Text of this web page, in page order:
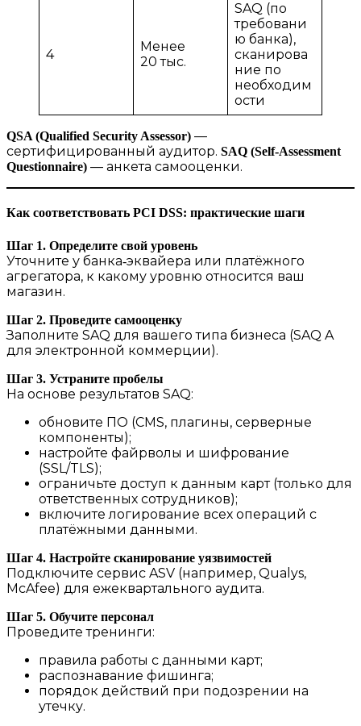
4
Менее
20 тыс.
SAQ (по
требовани
ю банка),
сканирова
ние по
необходим
ости
QSA (Qualified Security Assessor) —
сертифицированный аудитор. SAQ (Self‑Assessment
Questionnaire) — анкета самооценки.
Как соответствовать PCI DSS: практические шаги
Шаг 1. Определите свой уровень
Уточните у банка‑эквайера или платёжного
агрегатора, к какому уровню относится ваш
магазин.
Шаг 2. Проведите самооценку
Заполните SAQ для вашего типа бизнеса (SAQ A
для электронной коммерции).
Шаг 3. Устраните пробелы
На основе результатов SAQ:
обновите ПО (CMS, плагины, серверные
компоненты);
настройте файрволы и шифрование
(SSL/TLS);
ограничьте доступ к данным карт (только для
ответственных сотрудников);
включите логирование всех операций с
платёжными данными.
Шаг 4. Настройте сканирование уязвимостей
Подключите сервис ASV (например, Qualys,
McAfee) для ежеквартального аудита.
Шаг 5. Обучите персонал
Проведите тренинги:
правила работы с данными карт;
распознавание фишинга;
порядок действий при подозрении на
утечку.